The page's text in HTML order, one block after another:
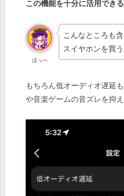
この機能を十分に活用できる
ほっぺ
こんなところも
スイヤホンを買
もちろん低オーディオ遅延
や音楽ゲームの音ズレを抑